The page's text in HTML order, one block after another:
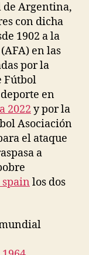
de Argentina,
con dicha
1902 a la
en las
por la
Fútbol
en
2022 y por la
Asociación
el ataque
a
los dos